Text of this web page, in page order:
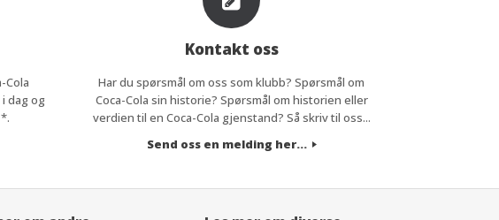
Cola
dag og
Kontakt oss
Har du spørsmål om oss som klubb? Spørsmål om
Coca-Cola sin historie? Spørsmål om historien eller
verdien til en Coca-Cola gjenstand? Så skriv til oss...
Send oss en melding her...